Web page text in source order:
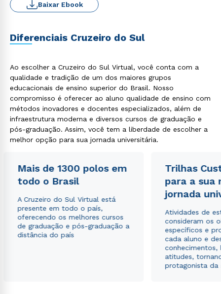
Baixar Ebook
Diferenciais Cruzeiro do Sul
Ao escolher a Cruzeiro do Sul Virtual, você conta com a
qualidade e tradição de um dos maiores grupos
educacionais de ensino superior do Brasil. Nosso
compromisso é oferecer ao aluno qualidade de ensino com
métodos inovadores e docentes especializados, além de
infraestrutura moderna e diversos cursos de graduação e
pós-graduação. Assim, você tem a liberdade de escolher a
melhor opção para sua jornada universitária.
Mais de 1300 polos em
todo o Brasil
A Cruzeiro do Sul Virtual está
presente em todo o país,
oferecendo os melhores cursos
de graduação e pós-graduação a
distância do país
Trilhas
para a sua
jornada
Atividades de
consideram os
específicos e
cada aluno e
conhecimentos,
atitudes,
protagonista da